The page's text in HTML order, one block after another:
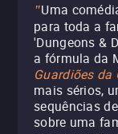
"Uma
para toda a
'Dungeons &
a fórmula da
Guardiões da
mais sérios,
sequências
sobre uma